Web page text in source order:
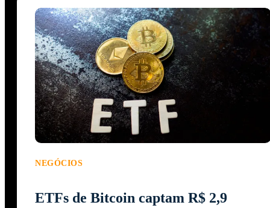
NEGÓCIOS
ETFs de Bitcoin captam R$ 2,9